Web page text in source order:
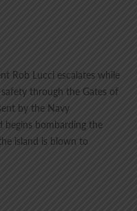
Rob Lucci escalates while
through the Gates of
by the Navy
begins bombarding the
island is blown to